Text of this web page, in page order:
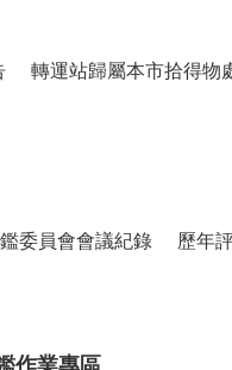
轉運站歸屬本市拾得物
委員會會議紀錄 歷年
作業專區